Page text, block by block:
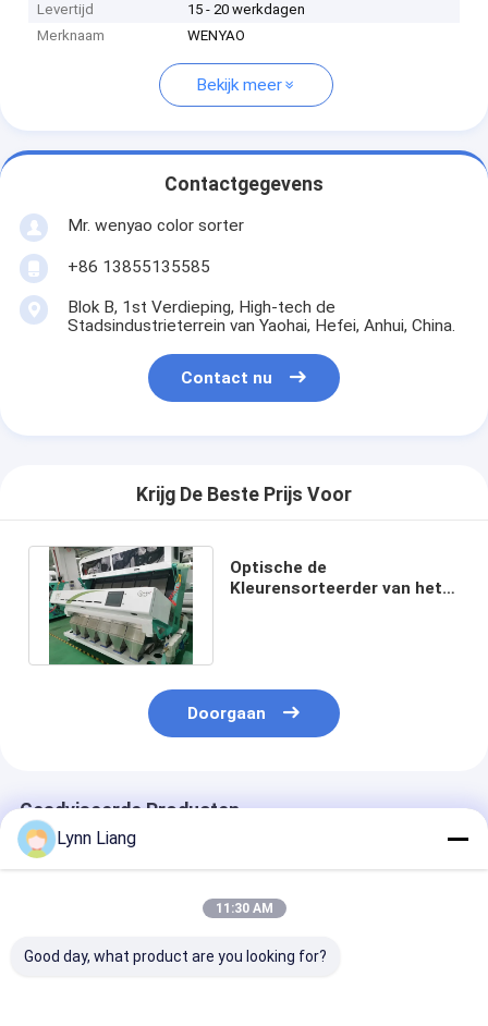
Levertijd
15 - 20 werkdagen
Merknaam
WENYAO
Bekijk meer
Contactgegevens
Mr. wenyao color sorter
+86 13855135585
Blok B, 1st Verdieping, High-tech de
Stadsindustrieterrein van Yaohai, Hefei, Anhui, China.
Contact nu
Krijg De Beste Prijs Voor
Optische de
Kleurensorteerder van het
Doorgaan
Geadviseerde Producten
Lynn Liang
11:30 AM
Good day, what product are you looking for?